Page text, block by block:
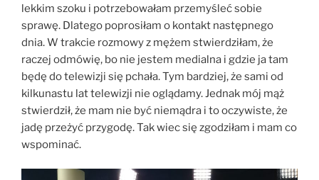
lekkim szoku i potrzebowałam przemyśleć sobie
sprawę. Dlatego poprosiłam o kontakt następnego
dnia. W trakcie rozmowy z mężem stwierdziłam, że
raczej odmówię, bo nie jestem medialna i gdzie ja tam
będę do telewizji się pchała. Tym bardziej, że sami od
kilkunastu lat telewizji nie oglądamy. Jednak mój mąż
stwierdził, że mam nie być niemądra i to oczywiste, że
jadę przeżyć przygodę. Tak wiec się zgodziłam i mam co
wspominać.